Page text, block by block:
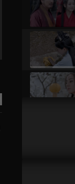
為您推薦